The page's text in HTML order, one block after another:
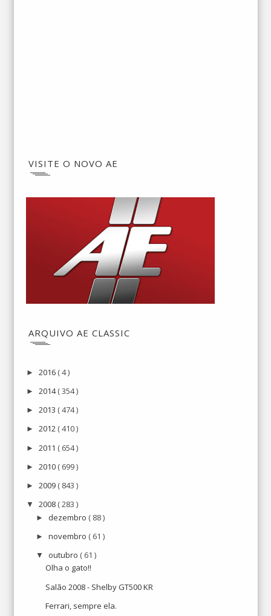
VISITE O NOVO AE
ARQUIVO AE CLASSIC
► 2016 ( 4 )
► 2014( 354 )
► 2013 ( 474 )
► 2012 ( 410 )
► 2011 ( 654 )
► 2010 ( 699 )
► 2009 ( 843 )
▼ 2008 ( 283 )
► dezembro ( 88 )
► novembro ( 61 )
▼ outubro ( 61 )
Olha o gato!!
Salão 2008 - Shelby GT500 KR
Ferrari, sempre ela.